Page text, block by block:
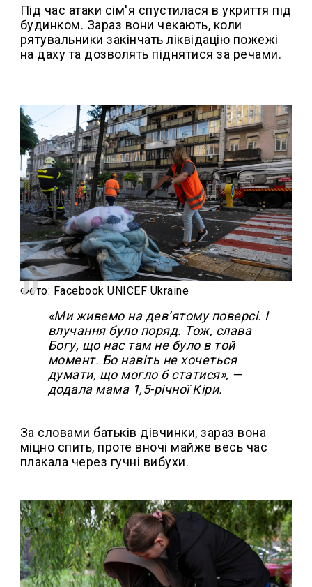
Під час атаки сім'я спустилася в укриття під
будинком. Зараз вони чекають, коли
рятувальники закінчать ліквідацію пожежі
на даху та дозволять піднятися за речами.
Фото: Facebook UNICEF Ukraine
«Ми живемо на дев’ятому поверсі. І
влучання було поряд. Тож, слава
Богу, що нас там не було в той
момент. Бо навіть не хочеться
думати, що могло б статися», —
додала мама 1,5-річної Кіри.
За словами батьків дівчинки, зараз вона
міцно спить, проте вночі майже весь час
плакала через гучні вибухи.